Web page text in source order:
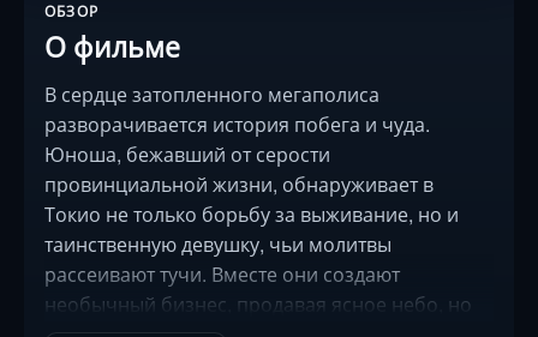
ОБЗОР
О фильме
В сердце затопленного мегаполиса
разворачивается история побега и чуда.
Юноша, бежавший от серости
провинциальной жизни, обнаруживает в
Токио не только борьбу за выживание, но и
таинственную девушку, чьи молитвы
рассеивают тучи. Вместе они создают
необычный бизнес, продавая ясное небо, но